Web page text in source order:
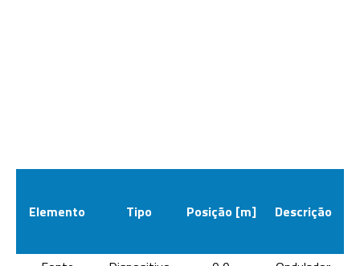
Elemento Tipo Posição [m] Descrição